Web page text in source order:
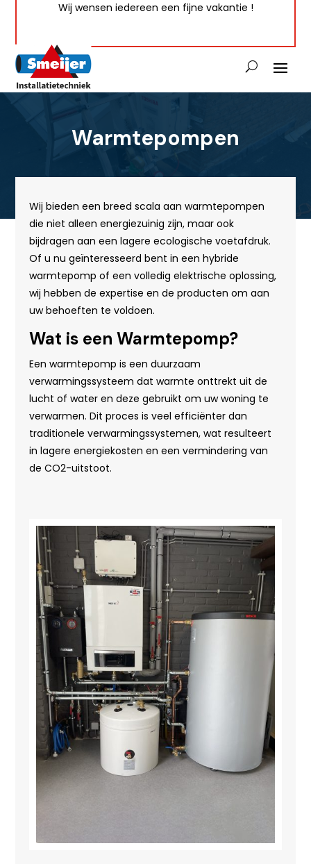
Wij wensen iedereen een fijne vakantie !
Warmtepompen
Wij bieden een breed scala aan warmtepompen
die niet alleen energiezuinig zijn, maar ook
bijdragen aan een lagere ecologische voetafdruk.
Of u nu geïnteresseerd bent in een hybride
warmtepomp of een volledig elektrische oplossing,
wij hebben de expertise en de producten om aan
uw behoeften te voldoen.
Wat is een Warmtepomp?
Een warmtepomp is een duurzaam
verwarmingssysteem dat warmte onttrekt uit de
lucht of water en deze gebruikt om uw woning te
verwarmen. Dit proces is veel efficiënter dan
traditionele verwarmingssystemen, wat resulteert
in lagere energiekosten en een vermindering van
de CO2-uitstoot.